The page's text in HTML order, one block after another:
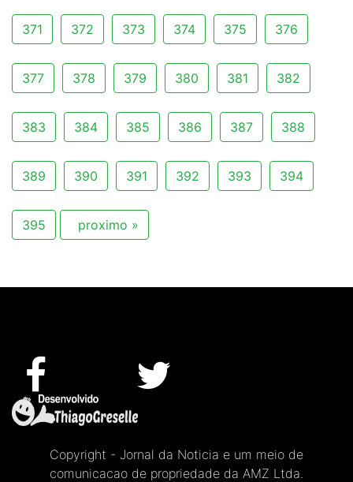
371 372 373 374 375 376
377 378 379 380 381 382
383 384 385 386 387 388
389 390 391 392 393 394
395 proximo »
Copyright - Jornal da Noticia e um meio de
comunicacao de propriedade da AMZ Ltda.